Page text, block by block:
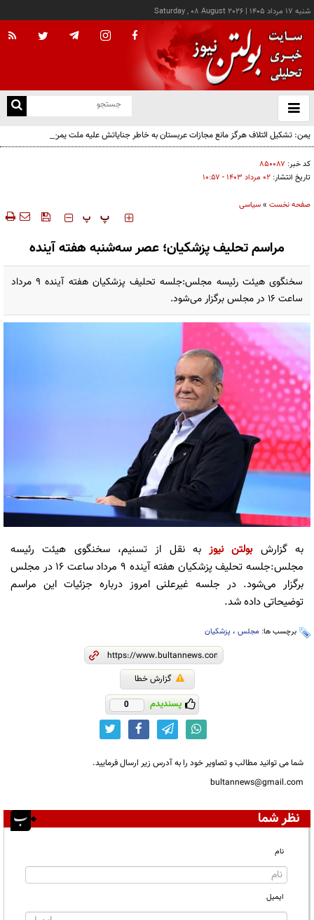
شنبه ۱۷ مرداد ۱۴۰۵ |
Saturday , 08 August 2026
باز
و
یمن: تشکیل ائتلاف هرگز مانع مجازات عربستان به خاطر جنایاتش علیه ملت یمن نخواهد شد
کد خبر: ۸۵۰۰۸۷
تاریخ انتشار: ۰۲ مرداد ۱۴۰۳ - ۱۰:۵۷
صفحه نخست »سیاسی
‍‍‍ پ پ
مراسم تحلیف پزشکیان؛ عصر سه‌شنبه هفته آینده
سخنگوی هیئت رئیسه مجلس:جلسه تحلیف پزشکیان هفته آینده ۹ مرداد
ساعت ۱۶ در مجلس برگزار می‌شود.
به گزارشبولتن نیوزبه نقل از تسنیم، سخنگوی هیئت رئیسه
مجلس:جلسه تحلیف پزشکیان هفته آینده ۹ مرداد ساعت ۱۶ در مجلس
برگزار می‌شود. در جلسه غیرعلنی امروز درباره جزئیات این مراسم
توضیحاتی داده شد.
برچسب ها: مجلس ، پزشکیان
گزارش خطا
پسندیدم 0
شما می توانید مطالب و تصاویر خود را به آدرس زیر ارسال فرمایید.
bultannews@gmail.com
نظر شما
نام
ایمیل